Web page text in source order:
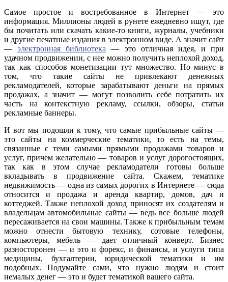
Самое простое и востребованное в Интернет — это
информация. Миллионы людей в рунете ежедневно ищут, где
бы почитать или скачать какие-то книги, журналы, учебники
и другие печатные издания в электронном виде. А значит сайт
—электронная библиотека — это отличная идея, и при
удачном продвижении, с нее можно получить неплохой доход,
так как способов монетизации тут множество. Но минус в
том, что такие сайты не привлекают денежных
рекламодателей, которые зарабатывают деньги на прямых
продажах, а значит — могут позволить себе потратить их
часть на контекстную рекламу, ссылки, обзоры, статьи
рекламные баннеры.
И вот мы подошли к тому, что самые прибыльные сайты —
это сайты на коммерческие тематики, то есть на темы,
связанные с теми самыми прямыми продажами товаров и
услуг, причем желательно — товаров и услуг дорогостоящих,
так как в этом случае рекламодатели готовы больше
вкладывать в продвижение сайта. Скажем, тематике
недвижимость — одна из самых дорогих в Интернете — сюда
относится и продажа и аренда квартир, домов, дач и
коттеджей. Также неплохой доход приносят их создателям и
владельцам автомобильные сайты — ведь все больше людей
пересаживается на свои машины. Также к прибыльным темам
можно отнести бытовую технику, сотовые телефоны,
компьютеры, мебель — дает отличный конверт. Бизнес
разносторонен — и это и форекс, и финансы, и услуги типа
медицины, бухгалтерии, юридической тематики и им
подобных. Подумайте сами, что нужно людям и стоит
немалых денег — это и будет тематикой вашего сайта.